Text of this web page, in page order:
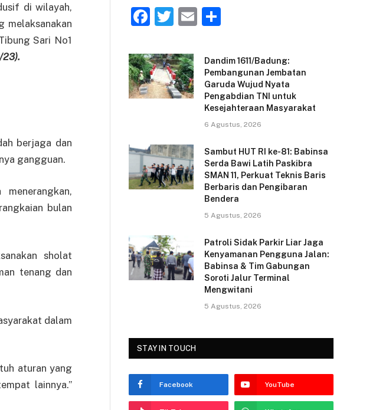
di wilayah,
melaksanakan
Sari No1
berjaga dan
gangguan.
bulan
sholat
tenang dan
dalam
aturan yang
lainnya.”
F
c
e
b
k
T
itt
er
E
ai ar
e
Dandim 1611/Badung:
Pembangunan Jembatan
Garuda Wujud Nyata
Pengabdian TNI untuk
Kesejahteraan Masyarakat
6 Agustus, 2026
Sambut HUT RI ke-81: Babinsa
Serda Bawi Latih Paskibra
SMAN 11, Perkuat Teknis Baris
Berbaris dan Pengibaran
Bendera
5 Agustus, 2026
Patroli Sidak Parkir Liar Jaga
Kenyamanan Pengguna Jalan:
Babinsa & Tim Gabungan
Soroti Jalur Terminal
Mengwitani
5 Agustus, 2026
STAY IN TOUCH
Facebook YouTube